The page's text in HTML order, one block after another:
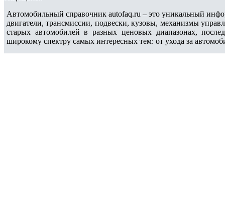
Автомобильный справочник autofaq.ru – это уникальный
двигатели, трансмиссии, подвески, кузовы, механизмы
старых автомобилей в разных ценовых диапазонах,
широкому спектру самых интересных тем: от ухода за